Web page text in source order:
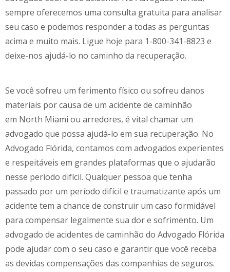
sempre oferecemos uma consulta gratuita para analisar
seu caso e podemos responder a todas as perguntas
acima e muito mais. Ligue hoje para 1-800-341-8823 e
deixe-nos ajudá-lo no caminho da recuperação.
Se você sofreu um ferimento físico ou sofreu danos
materiais por causa de um acidente de caminhão
em North Miami ou arredores, é vital chamar um
advogado que possa ajudá-lo em sua recuperação. No
Advogado Flórida, contamos com advogados experientes
e respeitáveis em grandes plataformas que o ajudarão
nesse período difícil. Qualquer pessoa que tenha
passado por um período difícil e traumatizante após um
acidente tem a chance de construir um caso formidável
para compensar legalmente sua dor e sofrimento. Um
advogado de acidentes de caminhão do Advogado Flórida
pode ajudar com o seu caso e garantir que você receba
as devidas compensações das companhias de seguros.